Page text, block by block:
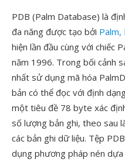
PDB (Palm Database) là
đa năng được tạo bởi Palm,
hiện lần đầu cùng với chiếc
năm 1996. Trong bối cảnh
nhất sử dụng mã hóa
bản có thể đọc với định
một tiêu đề 78 byte xác
số lượng bản ghi, theo sau
các bản ghi dữ liệu. Tệp
dụng phương pháp nén